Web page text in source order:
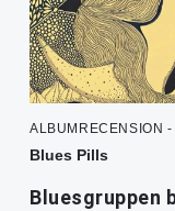
ALBUMRECENSION
Blues Pills